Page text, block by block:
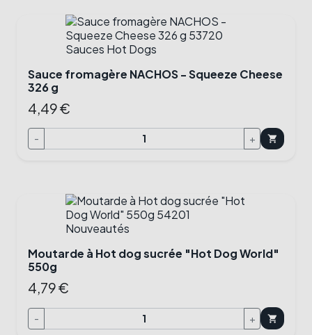
Sauce fromagère NACHOS - Squeeze Cheese
326 g
4,49 €
- + shopping_cart
Moutarde à Hot dog sucrée "Hot Dog World"
550g
4,79 €
- + shopping_cart